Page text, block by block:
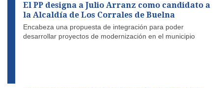
El PP designa a Julio Arranz como candidato a
la Alcaldía de Los Corrales de Buelna
Encabeza una propuesta de integración para poder
desarrollar proyectos de modernización en el municipio